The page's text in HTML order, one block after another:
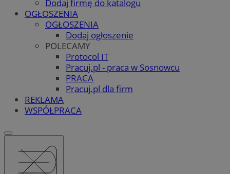
Dodaj firmę do katalogu
OGŁOSZENIA
OGŁOSZENIA
Dodaj ogłoszenie
POLECAMY
Protocol IT
Pracuj.pl - praca w Sosnowcu
PRACA
Pracuj.pl dla firm
REKLAMA
WSPÓŁPRACA